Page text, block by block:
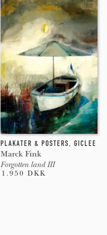
PLAKATER & POSTERS, GICLEE
Marck Fink
Forgotten land III
1.950 DKK